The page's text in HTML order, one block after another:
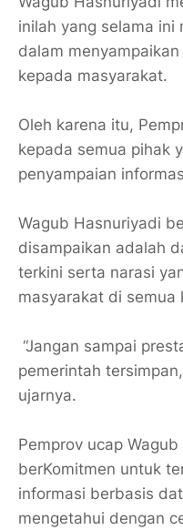
inilah yang selama
dalam
kepada masyarakat.
Oleh karena itu,
kepada semua pihak
penyampaian
Wagub Hasnuriyadi
disampaikan adalah
terkini serta narasi
masyarakat di semua
“Jangan sampai
pemerintah
ujarnya.
Pemprov ucap
berKomitmen untuk
informasi berbasis
mengetahui dengan